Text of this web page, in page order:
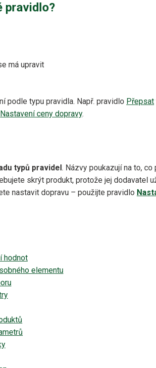
pravidlo?
má upravit
podle typu pravidla. Např. pravidlo Přepsat
Nastavení ceny dopravy.
typů pravidel . Názvy poukazují na to,
skrýt produkt, protože jej dodavatel
nastavit dopravu –⁠ použijte pravidlo
hodnot
elementu